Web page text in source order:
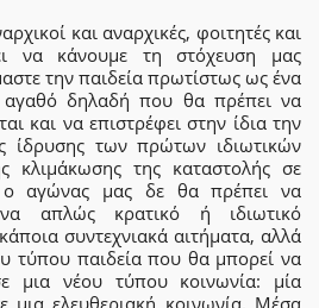
και αναρχικές, φοιτητές και
να κάνουμε τη στόχευση μας
την παιδεία πρωτίστως ως ένα
αγαθό δηλαδή που θα πρέπει να
και να επιστρέφει στην ίδια την
ίδρυσης των πρώτων ιδιωτικών
κλιμάκωσης της καταστολής σε
αγώνας μας δε θα πρέπει να
απλώς κρατικό ή ιδιωτικό
συντεχνιακά αιτήματα, αλλά
τύπου παιδεία που θα μπορεί να
μια νέου τύπου κοινωνία: μία
μια ελευθεριακή κοινωνία. Μέσα